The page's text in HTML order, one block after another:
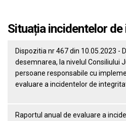
Situația incidentelor
Dispozitia nr 467 din 10.05.2023 -
desemnarea, la nivelul Consiliului
persoane responsabile cu
evaluare a incidentelor de
Raportul anual de evaluare a